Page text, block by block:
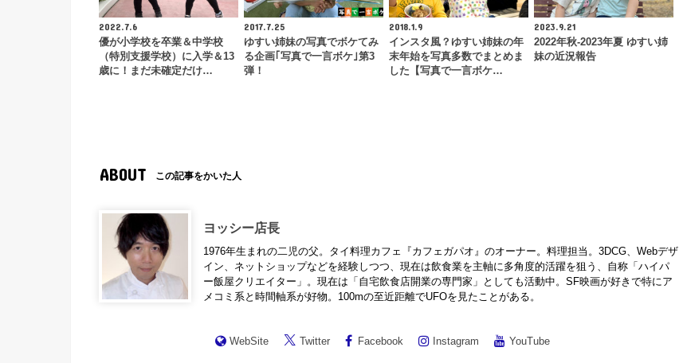
2022.7.6
優が小学校を卒業＆中学校
（特別支援学校）に入学＆13
歳に！まだ未確定だけ…
2017.7.25
ゆすい姉妹の写真でボケてみ
る企画｢写真で一言ボケ｣第3
弾！
2018.1.9
インスタ風？ゆすい姉妹の年
末年始を写真多数でまとめま
した【写真で一言ボケ…
2023.9.21
2022年秋-2023年夏 ゆすい姉
妹の近況報告
ABOUT この記事をかいた人
ヨッシー店長
1976年生まれの二児の父。タイ料理カフェ『カフェガパオ』のオーナー。料理担当。3DCG、Webデザ
イン、ネットショップなどを経験しつつ、現在は飲食業を主軸に多角度的活躍を狙う、自称「ハイパ
ー飯屋クリエイター」。現在は「自宅飲食店開業の専門家」としても活動中。SF映画が好きで特にア
メコミ系と時間軸系が好物。100mの至近距離でUFOを見たことがある。
WebSite Twitter Facebook Instagram YouTube